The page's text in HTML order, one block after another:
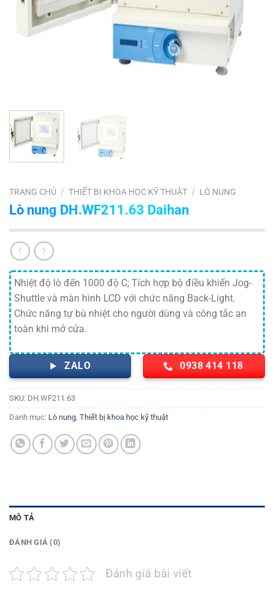
TRANG CHỦ / THIẾT BỊ KHOA HỌC KỸ THUẬT / LÒ NUNG
Lò nung DH.WF211.63 Daihan
Nhiệt độ lò đến 1000 độ C; Tích hợp bộ điều khiển Jog-
Shuttle và màn hình LCD với chức năng Back-Light.
Chức năng tự bù nhiệt cho người dùng và công tắc an
toàn khi mở cửa.
ZALO 0938 414 118
SKU: DH.WF211.63
Danh mục: Lò nung Thiết bị khoa học kỹ thuật
MÔ TẢ
ĐÁNH GIÁ (0)
Đánh giá bài viết